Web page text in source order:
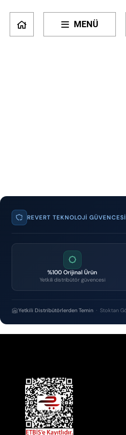
MENÜ
REVERT TEKNOLOJI GÜVENCESI
%100 Orijinal Ürün
Yetkili distribütör güvencesi
Yetkili Distribütörlerden Temin · Stoktan